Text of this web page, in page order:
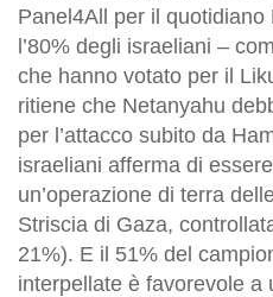
Panel4All per il quotidiano
l’80% degli israeliani –
che hanno votato per il
ritiene che Netanyahu
per l’attacco subito da
israeliani afferma di
un’operazione di terra
Striscia di Gaza,
21%). E il 51% del
interpellate è favorevole a